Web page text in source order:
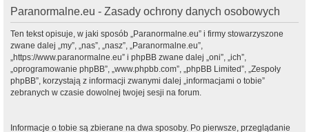
Paranormalne.eu - Zasady ochrony danych osobowych
Ten tekst opisuje, w jaki sposób „Paranormalne.eu” i firmy stowarzyszone
zwane dalej „my”, „nas”, „nasz”, „Paranormalne.eu”,
„https://www.paranormalne.eu” i phpBB zwane dalej „oni”, „ich”,
„oprogramowanie phpBB”, „www.phpbb.com”, „phpBB Limited”, „Zespoły
phpBB”, korzystają z informacji zwanymi dalej „informacjami o tobie”
zebranych w czasie dowolnej twojej sesji na forum.
Informacje o tobie są zbierane na dwa sposoby. Po pierwsze, przeglądanie